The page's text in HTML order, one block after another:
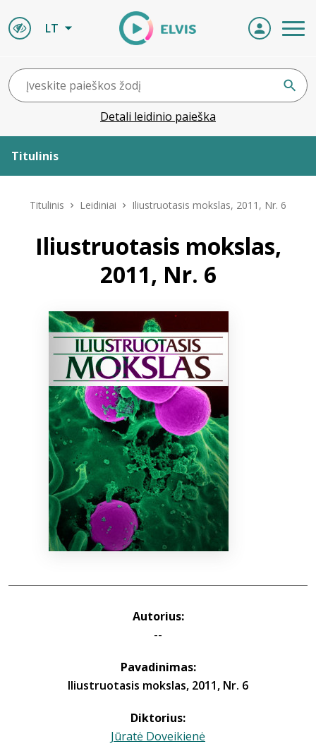
LT
Detali leidinio paieška
Titulinis
Leidiniai
Naujienos
Bibliotekoms
+370 667 80 541
info@elvislab.lt
Titulinis Leidiniai Iliustruotasis mokslas, 2011, Nr. 6
Iliustruotasis mokslas,
2011, Nr. 6
Autorius:
--
Pavadinimas:
Iliustruotasis mokslas, 2011, Nr. 6
Diktorius:
Jūratė Doveikienė